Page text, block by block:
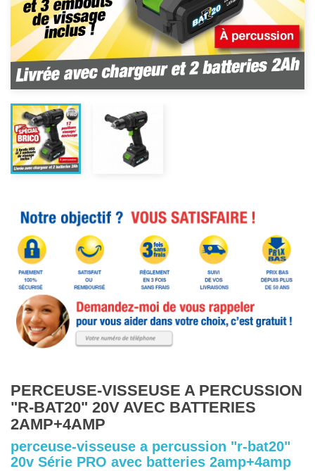
PERCEUSE-VISSEUSE A PERCUSSION
"R-BAT20" 20V AVEC BATTERIES
2AMP+4AMP
perceuse-visseuse a percussion "r-bat20"
20v Série PRO avec batteries 2amp+4amp